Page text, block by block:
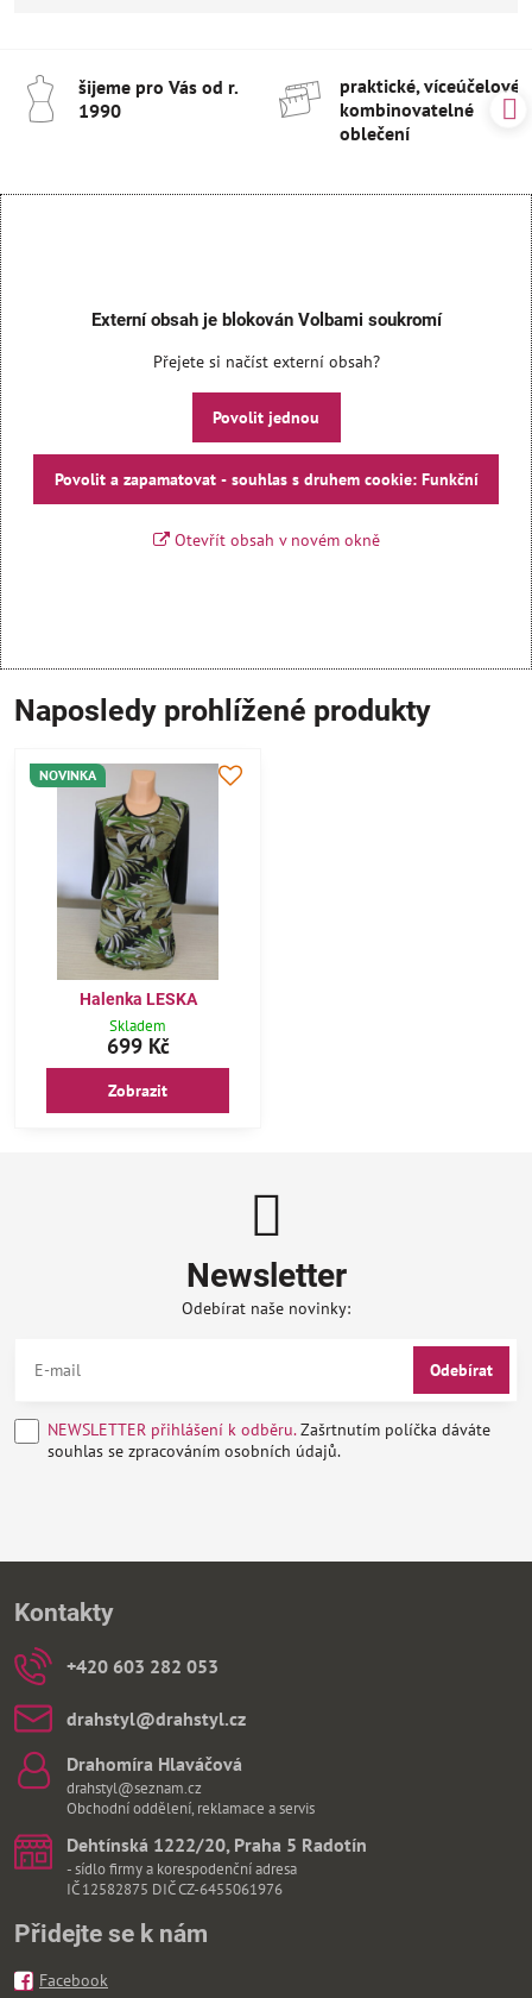
šijeme pro Vás od r​.
1990
praktické, víceúčelové
kombinovatelné
oblečení
Externí obsah je blokován Volbami soukromí
Přejete si načíst externí obsah?
Povolit jednou
Povolit a zapamatovat - souhlas s druhem cookie: Funkční
Otevřít obsah v novém okně
Naposledy prohlížené produkty
NOVINKA
Halenka LESKA
Skladem
699 Kč
Zobrazit
Newsletter
Odebírat naše novinky:
Odebírat
NEWSLETTER přihlášení k odběru.Zašrtnutím políčka dáváte
souhlas se zpracováním osobních údajů.
Kontakty
+420 603 282 053
drahstyl​@drahstyl​.cz
Drahomíra Hlaváčová
drahstyl@seznam.cz
Obchodní oddělení, reklamace a servis
Dehtínská 1222/20, Praha 5 Radotín
- sídlo firmy a korespodenční adresa
IČ 12582875 DIČ CZ-6455061976
Přidejte se k nám
Facebook